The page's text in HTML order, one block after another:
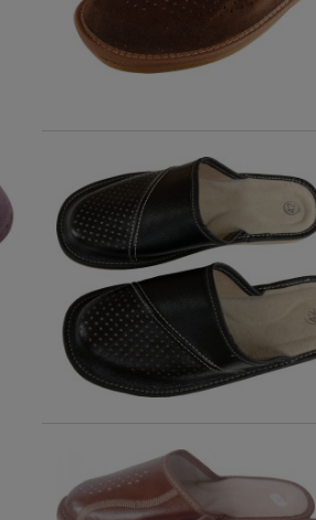
KLAPKI BIOKEN FUSBET TAUPE BOHO –
ODKRYJ POLSKI KOMFORT Z NUTĄ
ORYGINALNEGO STYLU
169,00 zł